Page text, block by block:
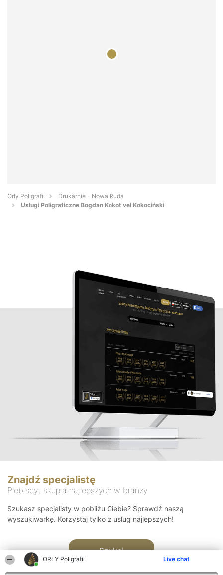
ORŁY Poligrafii Live chat
Orły Poligrafii
Drukarnie - Nowa Ruda
Usługi Poligraficzne Bogdan Kokot vel Kokociński
Znajdź specjalistę
Plebiscyt skupia najlepszych w branży
Szukasz specjalisty w pobliżu Ciebie? Sprawdź naszą
wyszukiwarkę. Korzystaj tylko z usług najlepszych!
Szukaj